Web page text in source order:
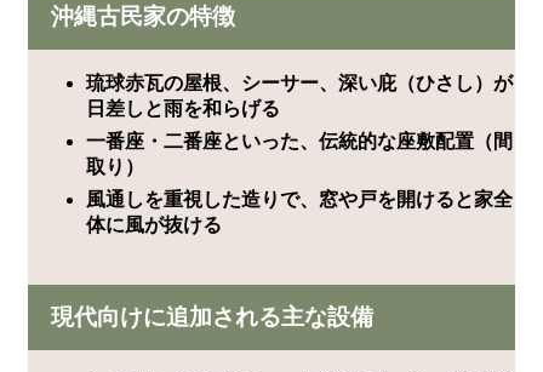
沖縄古民家の特徴
琉球赤瓦の屋根、シーサー、深い庇（ひさし）が
日差しと雨を和らげる
一番座・二番座といった、伝統的な座敷配置（間
取り）
風通しを重視した造りで、窓や戸を開けると家全
体に風が抜ける
現代向けに追加される主な設備